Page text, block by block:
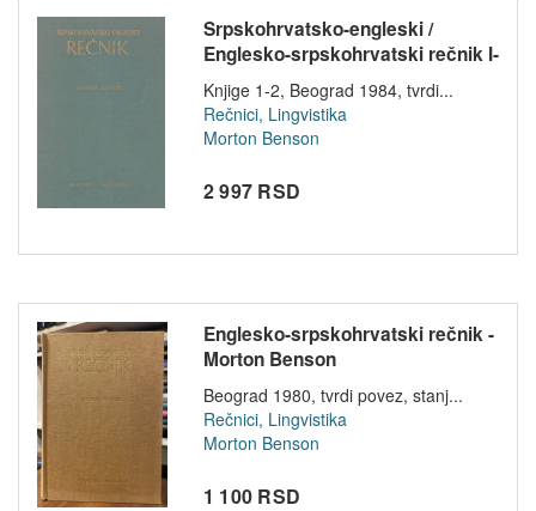
Srpskohrvatsko-engleski /
Englesko-srpskohrvatski rečnik I-
I...
Knjige 1-2, Beograd 1984, tvrdi...
Rečnici, Lingvistika
Morton Benson
2 997 RSD
Englesko-srpskohrvatski rečnik -
Morton Benson
Beograd 1980, tvrdi povez, stanj...
Rečnici, Lingvistika
Morton Benson
1 100 RSD